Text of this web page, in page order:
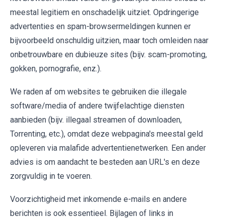
meestal legitiem en onschadelijk uitziet. Opdringerige
advertenties en spam-browsermeldingen kunnen er
bijvoorbeeld onschuldig uitzien, maar toch omleiden naar
onbetrouwbare en dubieuze sites (bijv. scam-promoting,
gokken, pornografie, enz.).
We raden af om websites te gebruiken die illegale
software/media of andere twijfelachtige diensten
aanbieden (bijv. illegaal streamen of downloaden,
Torrenting, etc.), omdat deze webpagina's meestal geld
opleveren via malafide advertentienetwerken. Een ander
advies is om aandacht te besteden aan URL's en deze
zorgvuldig in te voeren.
Voorzichtigheid met inkomende e-mails en andere
berichten is ook essentieel. Bijlagen of links in